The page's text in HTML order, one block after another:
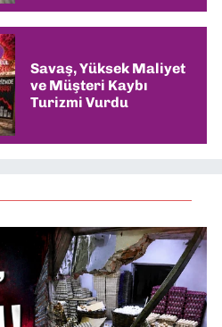
Savaş, Yüksek Maliyet
ve Müşteri Kaybı
Turizmi Vurdu